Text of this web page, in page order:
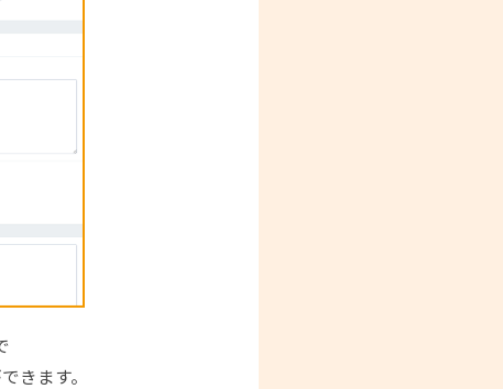
きます。